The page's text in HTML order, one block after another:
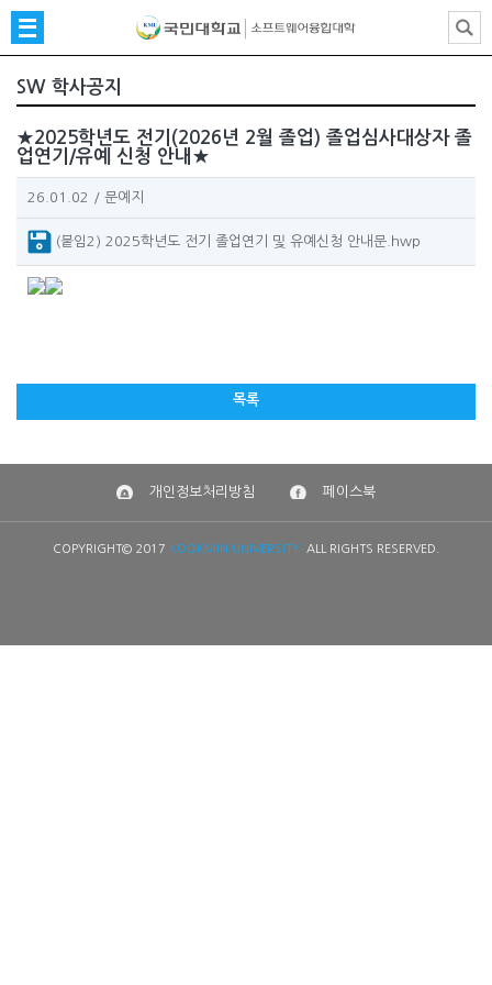
SW 학사공지
★2025학년도 전기(2026년 2월 졸업) 졸업심사대상자 졸
업연기/유예 신청 안내★
26.01.02 / 문예지
(붙임2) 2025학년도 전기 졸업연기 및 유예신청 안내문.hwp
목록
개인정보처리방침 페이스북
COPYRIGHT© 2017 KOOKMIN UNIVERSITY. ALL RIGHTS RESERVED.